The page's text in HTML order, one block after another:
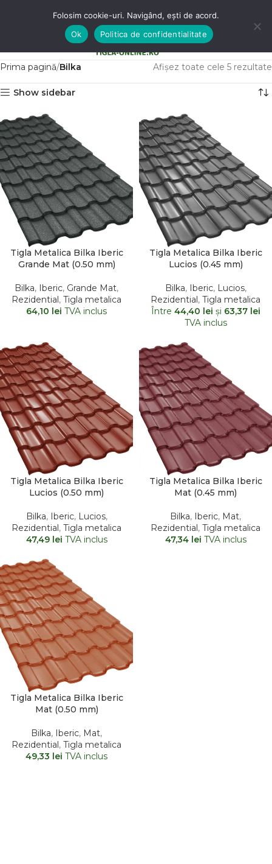
Prima pagină Bilka Afișez toate cele 5 rezultate
Show sidebar
Tigla Metalica Bilka Iberic
Grande Mat (0.50 mm)
Bilka, Iberic, Grande Mat,
Rezidential, Tigla metalica
64,10 lei TVA inclus
Tigla Metalica Bilka Iberic
Lucios (0.45 mm)
Bilka, Iberic, Lucios,
Rezidential, Tigla metalica
Între 44,40 lei şi 63,37 lei
TVA inclus
Tigla Metalica Bilka Iberic
Lucios (0.50 mm)
Bilka, Iberic, Lucios,
Rezidential, Tigla metalica
47,49 lei TVA inclus
Tigla Metalica Bilka Iberic
Mat (0.45 mm)
Bilka, Iberic, Mat,
Rezidential, Tigla metalica
47,34 lei TVA inclus
Tigla Metalica Bilka Iberic
Mat (0.50 mm)
Bilka, Iberic, Mat,
Rezidential, Tigla metalica
49,33 lei TVA inclus
Folosim cookie-uri. Navigând, ești de acord.
Ok
Politica de confidentialitate